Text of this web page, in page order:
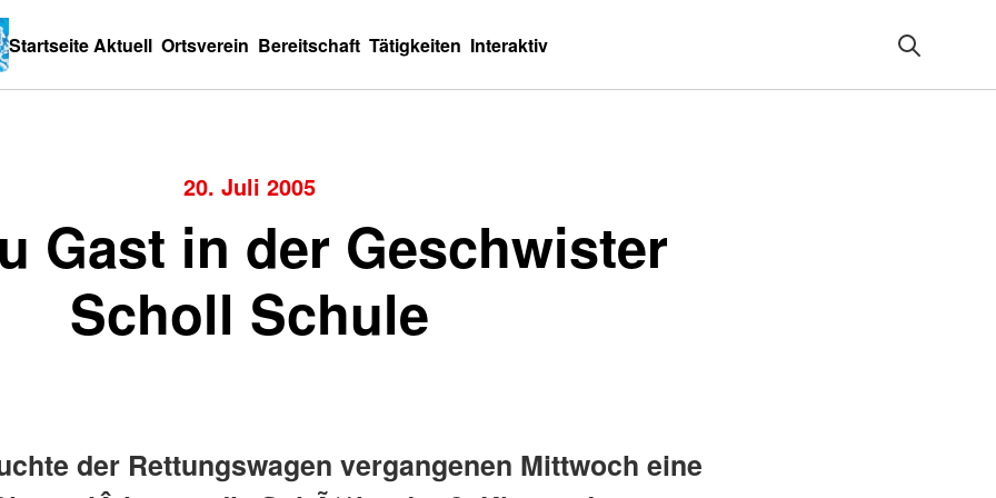
StartseiteAktuell Ortsverein Bereitschaft Tätigkeiten Interaktiv
20. Juli 2005
Gast in der Geschwister
Scholl Schule
der Rettungswagen vergangenen Mittwoch eine